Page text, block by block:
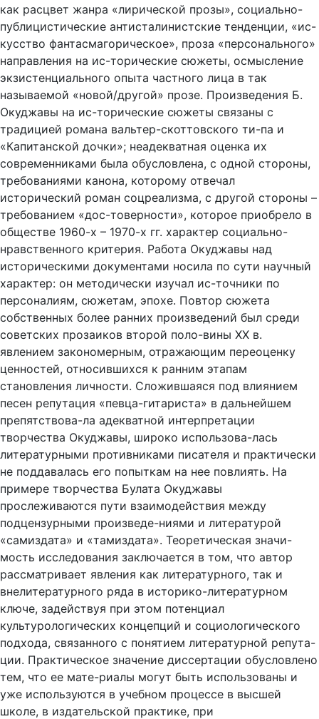
как расцвет жанра «лирической прозы», социально-
публицистические антисталинистские тенденции, «ис-
кусство фантасмагорическое», проза «персонального»
направления на ис-торические сюжеты, осмысление
экзистенциального опыта частного лица в так
называемой «новой/другой» прозе. Произведения Б.
Окуджавы на ис-торические сюжеты связаны с
традицией романа вальтер-скоттовского ти-па и
«Капитанской дочки»; неадекватная оценка их
современниками была обусловлена, с одной стороны,
требованиями канона, которому отвечал
исторический роман соцреализма, с другой стороны –
требованием «дос-товерности», которое приобрело в
обществе 1960-х – 1970-х гг. характер социально-
нравственного критерия. Работа Окуджавы над
историческими документами носила по сути научный
характер: он методически изучал ис-точники по
персоналиям, сюжетам, эпохе. Повтор сюжета
собственных более ранних произведений был среди
советских прозаиков второй поло-вины ХХ в.
явлением закономерным, отражающим переоценку
ценностей, относившихся к ранним этапам
становления личности. Сложившаяся под влиянием
песен репутация «певца-гитариста» в дальнейшем
препятствова-ла адекватной интерпретации
творчества Окуджавы, широко использова-лась
литературными противниками писателя и практически
не поддавалась его попыткам на нее повлиять. На
примере творчества Булата Окуджавы
прослеживаются пути взаимодействия между
подцензурными произведе-ниями и литературой
«самиздата» и «тамиздата». Теоретическая значи-
мость исследования заключается в том, что автор
рассматривает явления как литературного, так и
внелитературного ряда в историко-литературном
ключе, задействуя при этом потенциал
культурологических концепций и социологического
подхода, связанного с понятием литературной репута-
ции. Практическое значение диссертации обусловлено
тем, что ее мате-риалы могут быть использованы и
уже используются в учебном процессе в высшей
школе, в издательской практике, при